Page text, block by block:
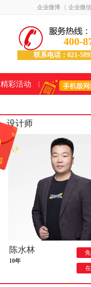
企业微博 企业微信
400-
联系电话：021-
精彩活动
设计师
陈水林
10年